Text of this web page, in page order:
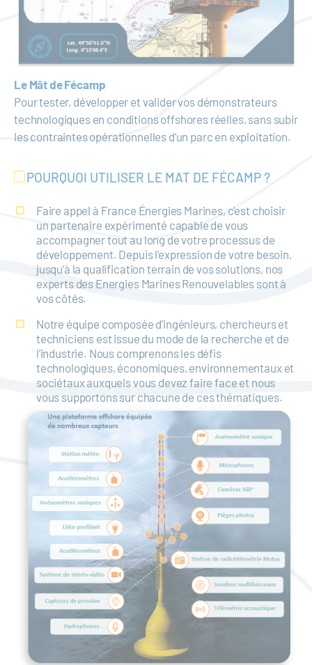
Le Mât de Fécamp
Pour tester, développer et valider vos démonstrateurs
technologiques en conditions offshores réelles, sans subir
les contraintes opérationnelles d’un parc en exploitation.
POURQUOI UTILISER LE MAT DE FÉCAMP ?
Faire appel à France Énergies Marines, c'est choisir
un partenaire expérimenté capable de vous
accompagner tout au long de votre processus de
développement. Depuis l’expression de votre besoin,
jusqu’à la qualification terrain de vos solutions, nos
experts des Energies Marines Renouvelables sont à
vos côtés.
Notre équipe composée d’ingénieurs, chercheurs et
techniciens est issue du mode de la recherche et de
l’industrie. Nous comprenons les défis
technologiques, économiques, environnementaux et
sociétaux auxquels vous devez faire face et nous
vous supportons sur chacune de ces thématiques.